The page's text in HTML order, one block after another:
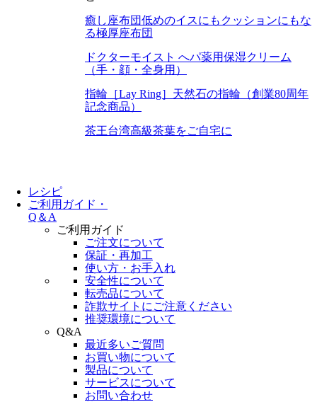
癒し座布団低めのイスにもクッションにもな
る極厚座布団
ドクターモイスト へパ薬用保湿クリーム
（手・顔・全身用）
指輪［Lay Ring］ 天然石の指輪（創業80周年
記念商品）
茶王台湾高級茶葉をご自宅に
レシピ
ご利用ガイド・
Q＆A
ご利用ガイド
ご注文について
保証・再加工
使い方・お手入れ
安全性について
転売品について
詐欺サイトにご注意ください
推奨環境について
Q&A
最近多いご質問
お買い物について
製品について
サービスについて
お問い合わせ